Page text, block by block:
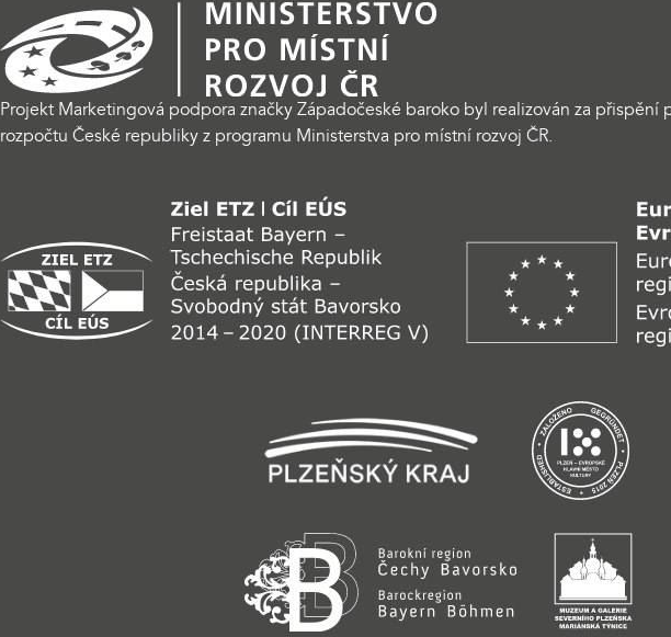
Projekt Marketingová podpora značky Západočeské baroko byl realizován za přispění
rozpočtu České republiky z programu Ministerstva pro místní rozvoj ČR.